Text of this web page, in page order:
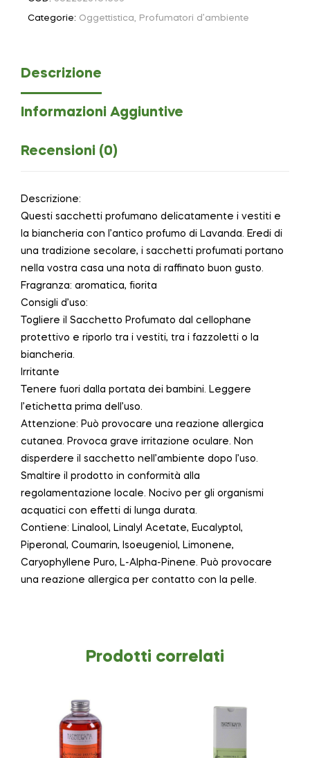
Categorie: Oggettistica, Profumatori d’ambiente
Descrizione
Informazioni Aggiuntive
Recensioni (0)
Descrizione:
Questi sacchetti profumano delicatamente i vestiti e
la biancheria con l’antico profumo di Lavanda. Eredi di
una tradizione secolare, i sacchetti profumati portano
nella vostra casa una nota di raffinato buon gusto.
Fragranza: aromatica, fiorita
Consigli d’uso:
Togliere il Sacchetto Profumato dal cellophane
protettivo e riporlo tra i vestiti, tra i fazzoletti o la
biancheria.
Irritante
Tenere fuori dalla portata dei bambini. Leggere
l’etichetta prima dell’uso.
Attenzione: Può provocare una reazione allergica
cutanea. Provoca grave irritazione oculare. Non
disperdere il sacchetto nell’ambiente dopo l’uso.
Smaltire il prodotto in conformità alla
regolamentazione locale. Nocivo per gli organismi
acquatici con effetti di lunga durata.
Contiene: Linalool, Linalyl Acetate, Eucalyptol,
Piperonal, Coumarin, Isoeugeniol, Limonene,
Caryophyllene Puro, L-Alpha-Pinene. Può provocare
una reazione allergica per contatto con la pelle.
Prodotti correlati